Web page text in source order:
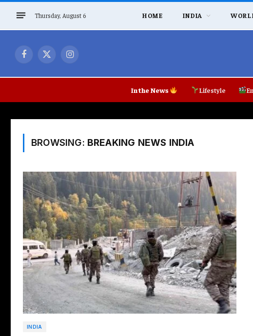
Thursday, August 6 HOME INDIA
Facebook
X
Instagram
In the News Lifestyle
BROWSING: BREAKING NEWS INDIA
INDIA